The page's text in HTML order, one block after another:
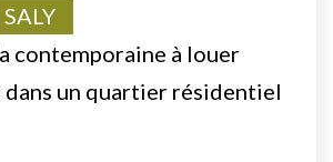
contemporaine à louer
dans un quartier résidentiel